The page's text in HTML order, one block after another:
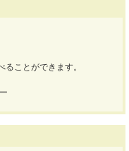
ことができます。